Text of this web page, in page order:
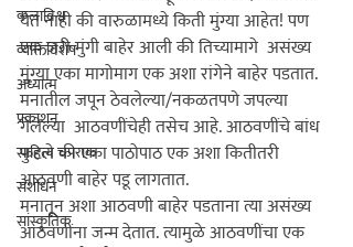
कलाविश्व
व्यक्तिविशेष
अध्यात्म
प्रकाशन
साहित्य चपराक
संशोधन
सांस्कृतिक
येत नाही की वारुळामध्ये किती मुंग्या आहेत! पण
एक जरी मुंगी बाहेर आली की तिच्यामागे  असंख्य
मुंग्या एका मागोमाग एक अशा रांगेने बाहेर पडतात.
मनातील जपून ठेवलेल्या/नकळतपणे जपल्या
गेलेल्या  आठवणींचेही तसेच आहे. आठवणींचे बांध
फुटले की एका पाठोपाठ एक अशा कितीतरी
आठवणी बाहेर पडू लागतात.
मनातून अशा आठवणी बाहेर पडताना त्या असंख्य
आठवणींना जन्म देतात. त्यामुळे आठवणींचा एक